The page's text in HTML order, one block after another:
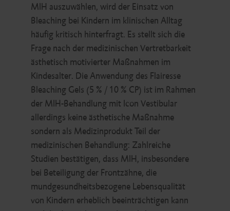
MIH auszuwählen, wird der Einsatz von
Bleaching bei Kindern im klinischen Alltag
häufig kritisch hinterfragt. Es stellt sich die
Frage nach der medizinischen Vertretbarkeit
ästhetisch motivierter Maßnahmen im
Kindesalter. Die Anwendung des Flairesse
Bleaching Gels (5 % / 10 % CP) ist im Rahmen
der MIH-Behandlung mit Icon Vestibular
allerdings keine ästhetische Maßnahme
sondern als Medizinprodukt Teil der
medizinischen Behandlung: Zahlreiche
Studien bestätigen, dass MIH, insbesondere
bei Beteiligung der Frontzähne, die
mundgesundheitsbezogene Lebensqualität
von Kindern erheblich beeinträchtigen kann